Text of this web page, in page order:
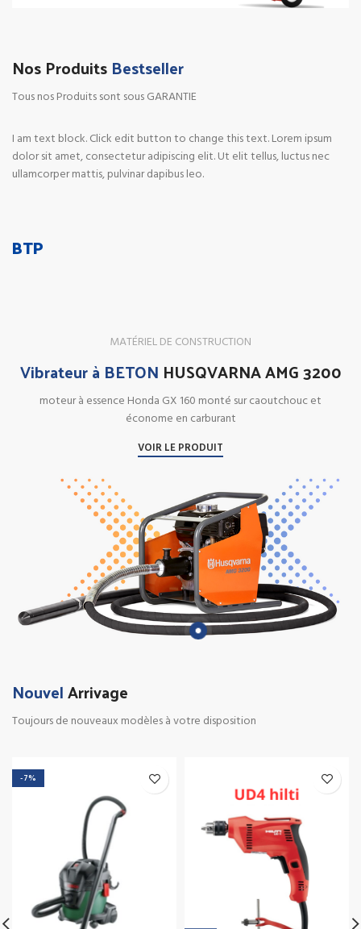
Nos ProduitsBestseller
Tous nos Produits sont sous GARANTIE
I am text block. Click edit button to change this text. Lorem ipsum
dolor sit amet, consectetur adipiscing elit. Ut elit tellus, luctus nec
ullamcorper mattis, pulvinar dapibus leo.
BTP
MATÉRIEL DE CONSTRUCTION
Vibrateur à BETON HUSQVARNA AMG 3200
moteur à essence Honda GX 160 monté sur caoutchouc et
économe en carburant
VOIR LE PRODUIT
NouvelArrivage
Toujours de nouveaux modèles à votre disposition
-7%